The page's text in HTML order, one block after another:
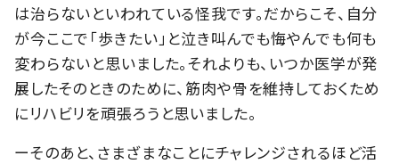
は治らないといわれている怪我です。だからこそ、自分
が今ここで「歩きたい」と泣き叫んでも悔やんでも何も
変わらないと思いました。それよりも、いつか医学が発
展したそのときのために、筋肉や骨を維持しておくため
にリハビリを頑張ろうと思いました。
ーそのあと、さまざまなことにチャレンジされるほど活